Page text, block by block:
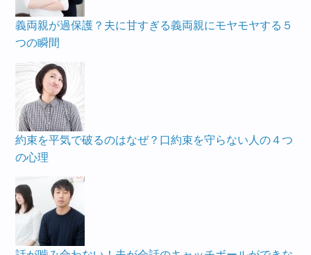
義両親が過保護？夫に甘すぎる義両親にモヤモヤする５
つの瞬間
約束を平気で破るのはなぜ？口約束を守らない人の４つ
の心理